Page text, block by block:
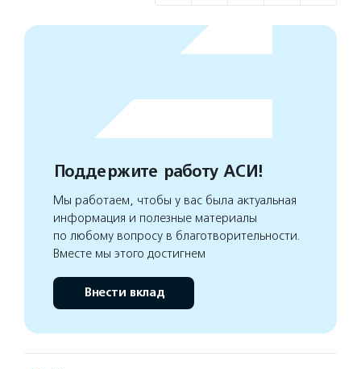
Поддержите работу АСИ!
Мы работаем, чтобы у вас была актуальная
информация и полезные материалы
по любому вопросу в благотворительности.
Вместе мы этого достигнем
Внести вклад